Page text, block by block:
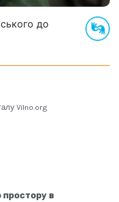
до
Vilno.org
в